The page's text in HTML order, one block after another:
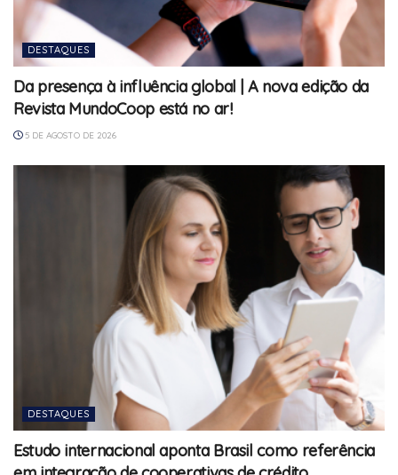
DESTAQUES
Da presença à influência global | A nova edição da
Revista MundoCoop está no ar!
5 DE AGOSTO DE 2026
DESTAQUES
Estudo internacional aponta Brasil como referência